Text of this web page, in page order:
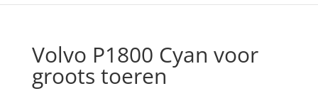
Volvo P1800 Cyan voor
groots toeren